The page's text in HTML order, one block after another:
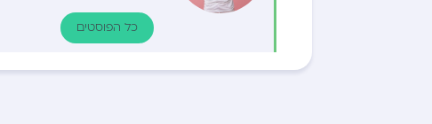
כל הפוסטים